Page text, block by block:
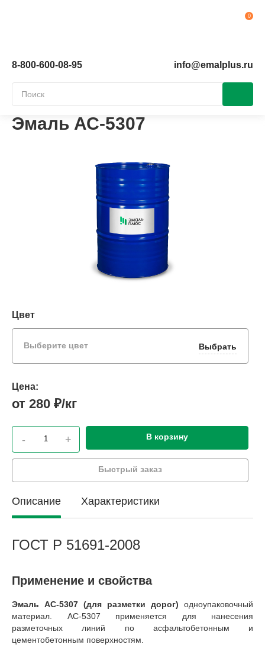
8-800-600-08-95 info@emalplus.ru
Эмаль АС-5307
Цвет
Выберите цвет Выбрать
Цена:
от 280 ₽/кг
- + В корзину
Быстрый заказ
Описание Характеристики
ГОСТ Р 51691-2008
Применение и свойства
Эмаль АС-5307 (для разметки дорог) одноупаковочный
материал. АС-5307 применяется для нанесения
разметочных линий по асфальтобетонным и
цементобетонным поверхностям.